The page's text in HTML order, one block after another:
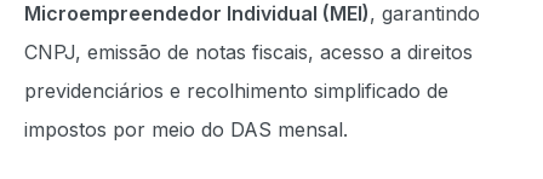
Microempreendedor Individual (MEI), garantindo
CNPJ, emissão de notas fiscais, acesso a direitos
previdenciários e recolhimento simplificado de
impostos por meio do DAS mensal.